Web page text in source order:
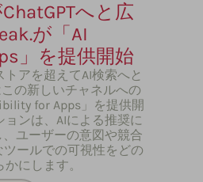
へと広
が「AI
」を提供開始
アを超えてAI検索へと
の新しいチャネルへの
for Apps」を提供開
ンは、AIによる推奨に
ユーザーの意図や競合
ールでの可視性をどの
にします。